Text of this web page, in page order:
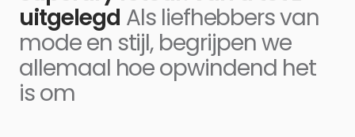
uitgelegd Als liefhebbers van
mode en stijl, begrijpen we
allemaal hoe opwindend het
is om